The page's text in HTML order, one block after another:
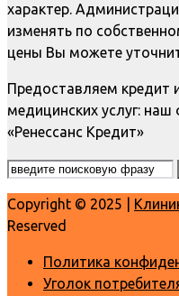
характер.
изменять по
цены Вы можете
Предоставляем кредит
медицинских услуг:
«Ренессанс Кредит»
Copyright © 2025 |
Reserved
Политика
Уголок